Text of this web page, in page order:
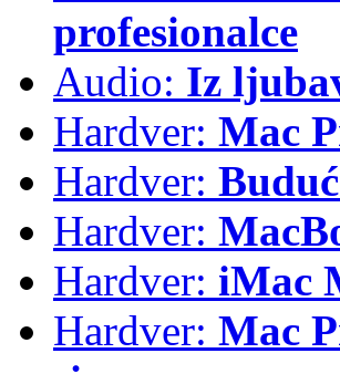
profesionalce
Audio: Iz
Hardver: Mac
Hardver:
Hardver:
Hardver: iMac
Hardver: Mac